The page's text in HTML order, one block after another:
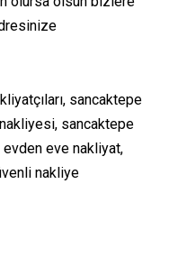
sancaktepe
sancaktepe
evden eve nakliyat,
nakliye